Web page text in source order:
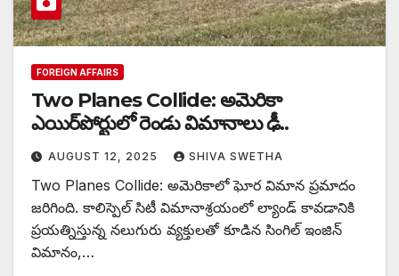
FOREIGN AFFAIRS
Two Planes Collide: అమెరికా
ఎయిర్‌పోర్టులో రెండు విమానాలు ఢీ..
AUGUST 12, 2025 SHIVA SWETHA
Two Planes Collide: అమెరికాలో ఘోర విమాన ప్రమాదం
జరిగింది. కాలిస్పెల్ సిటీ విమానాశ్రయంలో ల్యాండ్ కావడానికి
ప్రయత్నిస్తున్న నలుగురు వ్యక్తులతో కూడిన సింగిల్ ఇంజిన్
విమానం,…